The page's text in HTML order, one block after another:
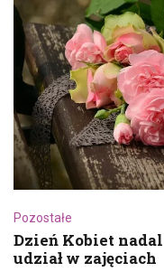
Pozostałe
Dzień Kobiet
udział w zajęciach